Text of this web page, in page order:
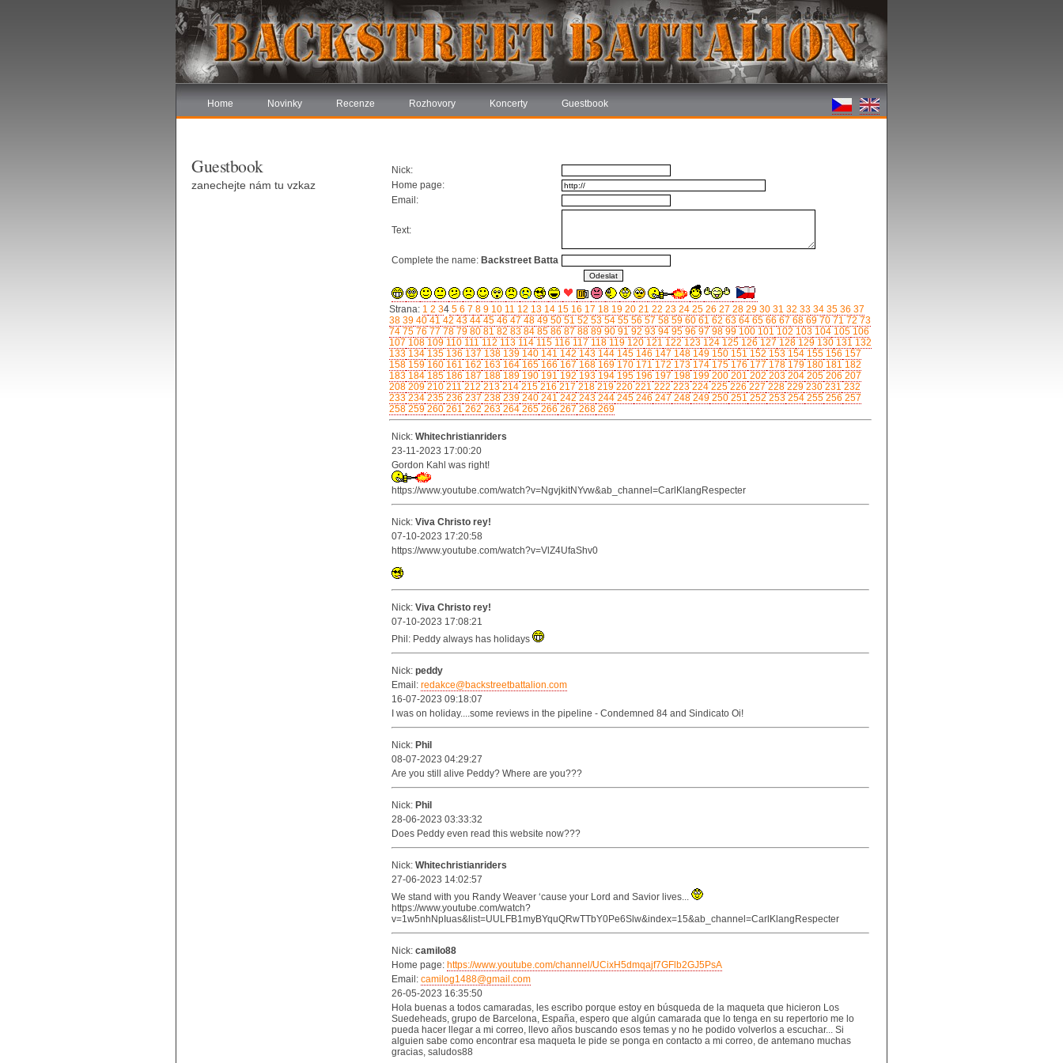
Home Novinky Recenze Rozhovory Koncerty Guestbook
Nick:
Home page:
Email:
Text:
Complete the name: Backstreet Batta
Strana: 1 2 34 5 6 7 8 9 10 11 12 13 14 15 16 17 18 19 20 21 22 23 24 25 26 27 28 29 30 31 32 33 34 35 36 37
38 39 40 41 42 43 44 45 46 47 48 49 50 51 52 53 54 55 56 57 58 59 60 61 62 63 64 65 66 67 68 69 70 71 72 73
74 75 76 77 78 79 80 81 82 83 84 85 86 87 88 89 90 91 92 93 94 95 96 97 98 99 100 101 102 103 104 105 106
107 108 109 110 111 112 113 114 115 116 117 118 119 120 121 122 123 124 125 126 127 128 129 130 131 132
133 134 135 136 137 138 139 140 141 142 143 144 145 146 147 148 149 150 151 152 153 154 155 156 157
158 159 160 161 162 163 164 165 166 167 168 169 170 171 172 173 174 175 176 177 178 179 180 181 182
183 184 185 186 187 188 189 190 191 192 193 194 195 196 197 198 199 200 201 202 203 204 205 206 207
208 209 210 211 212 213 214 215 216 217 218 219 220 221 222 223 224 225 226 227 228 229 230 231 232
233 234 235 236 237 238 239 240 241 242 243 244 245 246 247 248 249 250 251 252 253 254 255 256 257
258 259 260 261 262 263 264 265 266 267 268 269
Nick: Whitechristianriders
23-11-2023 17:00:20
Gordon Kahl was right!
https://www.youtube.com/watch?v=NgvjkitNYvw&ab_channel=CarlKlangRespecter
Nick: Viva Christo rey!
07-10-2023 17:20:58
https://www.youtube.com/watch?v=VlZ4UfaShv0
Nick: Viva Christo rey!
07-10-2023 17:08:21
Phil: Peddy always has holidays
Nick: peddy
Email: redakce@backstreetbattalion.com
16-07-2023 09:18:07
I was on holiday....some reviews in the pipeline - Condemned 84 and Sindicato Oi!
Nick: Phil
08-07-2023 04:29:27
Are you still alive Peddy? Where are you???
Nick: Phil
28-06-2023 03:33:32
Does Peddy even read this website now???
Nick: Whitechristianriders
27-06-2023 14:02:57
We stand with you Randy Weaver ‘cause your Lord and Savior lives...
https://www.youtube.com/watch?
v=1w5nhNpIuas&list=UULFB1myBYquQRwTTbY0Pe6Slw&index=15&ab_channel=CarlKlangRespecter
Nick: camilo88
Home page: https://www.youtube.com/channel/UCixH5dmqajf7GFlb2GJ5PsA
Email: camilog1488@gmail.com
26-05-2023 16:35:50
Hola buenas a todos camaradas, les escribo porque estoy en búsqueda de la maqueta que hicieron Los
Suedeheads, grupo de Barcelona, España, espero que algún camarada que lo tenga en su repertorio me lo
pueda hacer llegar a mi correo, llevo años buscando esos temas y no he podido volverlos a escuchar... Si
alguien sabe como encontrar esa maqueta le pide se ponga en contacto a mi correo, de antemano muchas
gracias, saludos88
Guestbook
zanechejte nám tu vzkaz